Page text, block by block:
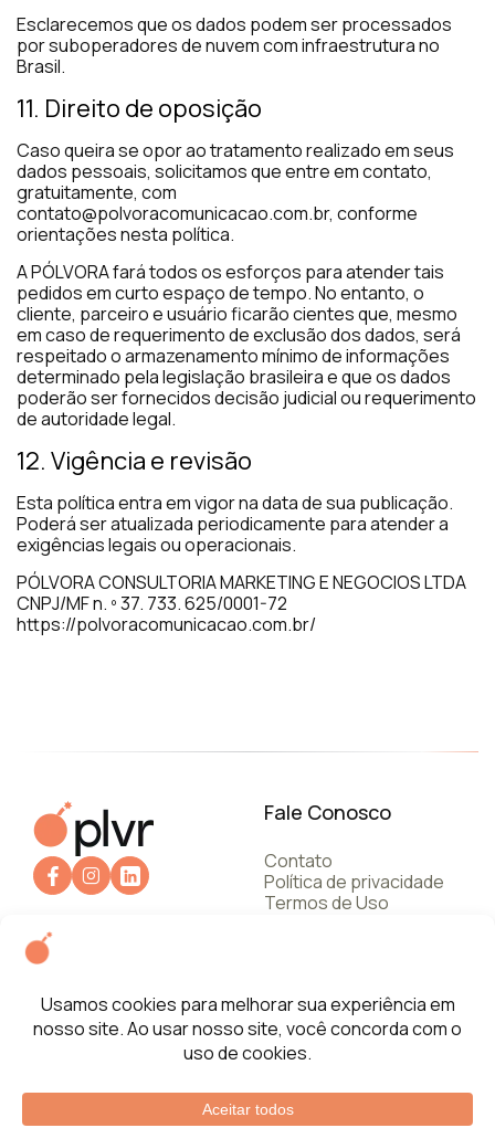
Esclarecemos que os dados podem ser processados
por suboperadores de nuvem com infraestrutura no
Brasil.
11. Direito de oposição
Caso queira se opor ao tratamento realizado em seus
dados pessoais, solicitamos que entre em contato,
gratuitamente, com
contato@polvoracomunicacao.com.br, conforme
orientações nesta política.
A PÓLVORA fará todos os esforços para atender tais
pedidos em curto espaço de tempo. No entanto, o
cliente, parceiro e usuário ficarão cientes que, mesmo
em caso de requerimento de exclusão dos dados, será
respeitado o armazenamento mínimo de informações
determinado pela legislação brasileira e que os dados
poderão ser fornecidos decisão judicial ou requerimento
de autoridade legal.
12. Vigência e revisão
Esta política entra em vigor na data de sua publicação.
Poderá ser atualizada periodicamente para atender a
exigências legais ou operacionais.
PÓLVORA CONSULTORIA MARKETING E NEGOCIOS LTDA
CNPJ/MF n. º 37. 733. 625/0001-72
https://polvoracomunicacao.com.br/
Fale Conosco
Contato
Política de privacidade
Termos de Uso
© 2026 Agência Pólvora
Todos os direitos reservados.